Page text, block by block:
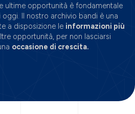
ultime opportunità è fondamentale
Il nostro archivio bandi è una
a disposizione le informazioni più
opportunità, per non lasciarsi
occasione di crescita.